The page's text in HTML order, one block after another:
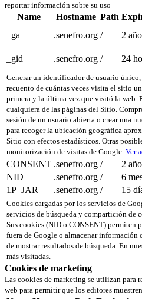
reportar información sobre su uso
Name Hostname Path
_ga
.senefro.org / 2
_gid
.senefro.org / 24
Generar un identificador de usuario
recuento de cuántas veces visita el sitio
primera y la última vez que visitó la web.
cualquiera de las páginas del Sitio.
sesión de un usuario abierta o crear una
para recoger la ubicación geográfica
Sitio con efectos estadísticos. Otras
monitorización de visitas de Google. Ver
CONSENT .senefro.org /
2
NID
.senefro.org /
6
1P_JAR
.senefro.org / 15
Cookies cargadas por los servicios de
servicios de búsqueda y compartición de
Sus cookies (NID o CONSENT) permiten
fuera de Google o almacenar
de mostrar resultados de búsqueda. En
más visitadas.
Cookies de marketing
Las cookies de marketing se utilizan para
web para permitir que los editores